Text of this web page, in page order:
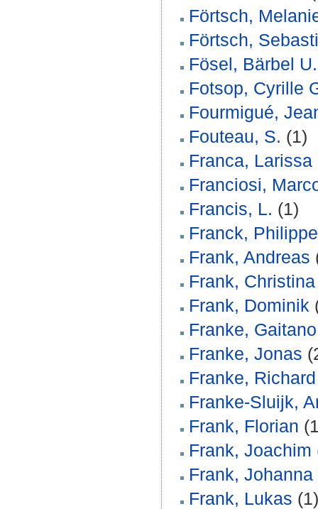
Förtsch,
Förtsch,
Fösel, Bärbel U.
Fotsop, Cyrille
Fourmigué,
Fouteau, S. (1)
Franca, Larissa
Franciosi,
Francis, L. (1)
Franck, Philippe
Frank, Andreas
Frank, Christina
Frank, Dominik
Franke, Gaitano
Franke, Jonas
Franke, Richard
Franke-Sluijk,
Frank, Florian
Frank, Joachim
Frank, Johanna
Frank, Lukas (1)